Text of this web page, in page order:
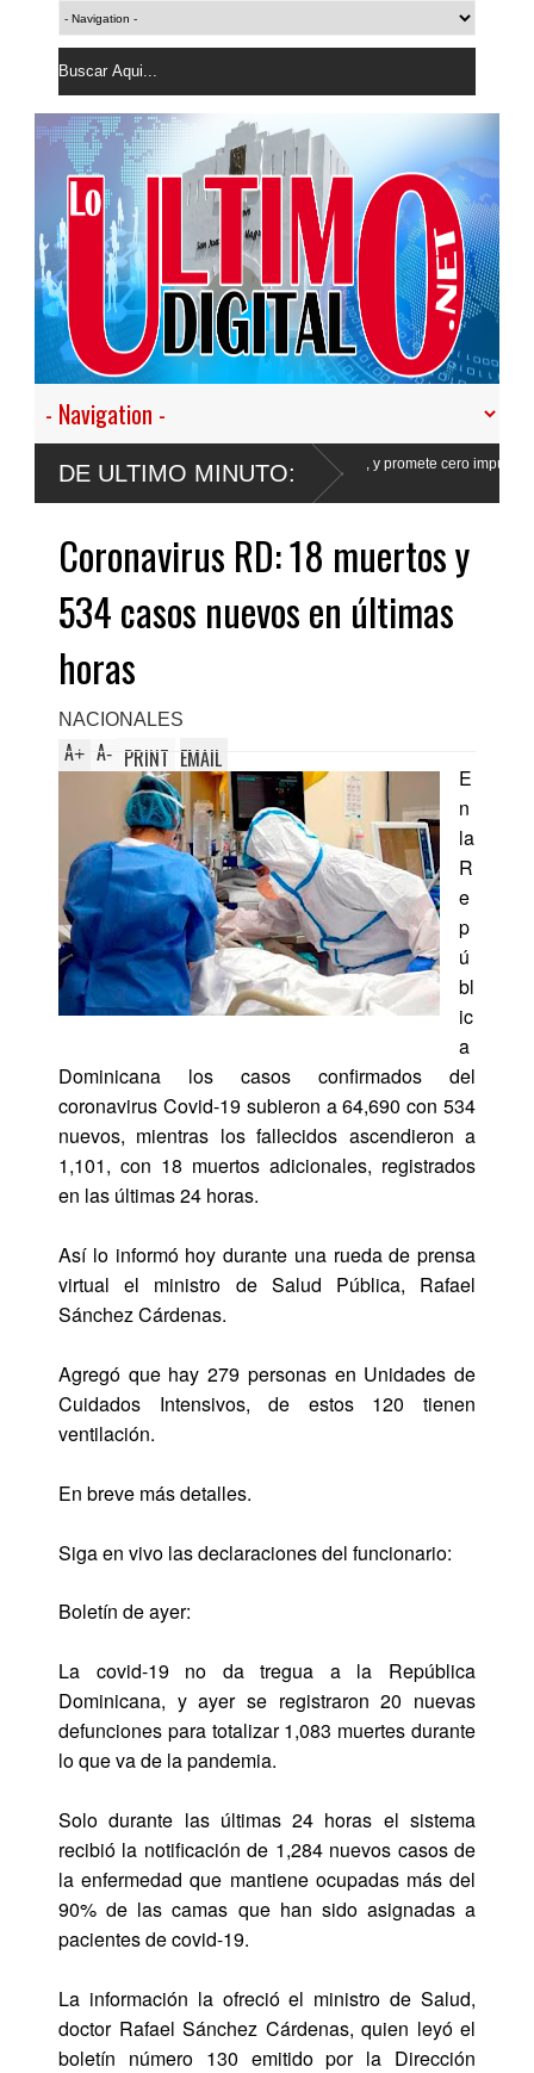
DE ULTIMO MINUTO:
empeño de transformar la Policía”, y promete cero impunidad ante
Coronavirus RD: 18 muertos y
534 casos nuevos en últimas
horas
NACIONALES
A+ A- PRINT EMAIL
E
n
la
R
e
p
ú
bl
ic
a
Dominicana los casos confirmados del
coronavirus Covid-19 subieron a 64,690 con 534
nuevos, mientras los fallecidos ascendieron a
1,101, con 18 muertos adicionales, registrados
en las últimas 24 horas.
Así lo informó hoy durante una rueda de prensa
virtual el ministro de Salud Pública, Rafael
Sánchez Cárdenas.
Agregó que hay 279 personas en Unidades de
Cuidados Intensivos, de estos 120 tienen
ventilación.
En breve más detalles.
Siga en vivo las declaraciones del funcionario:
Boletín de ayer:
La covid-19 no da tregua a la República
Dominicana, y ayer se registraron 20 nuevas
defunciones para totalizar 1,083 muertes durante
lo que va de la pandemia.
Solo durante las últimas 24 horas el sistema
recibió la notificación de 1,284 nuevos casos de
la enfermedad que mantiene ocupadas más del
90% de las camas que han sido asignadas a
pacientes de covid-19.
La información la ofreció el ministro de Salud,
doctor Rafael Sánchez Cárdenas, quien leyó el
boletín número 130 emitido por la Dirección